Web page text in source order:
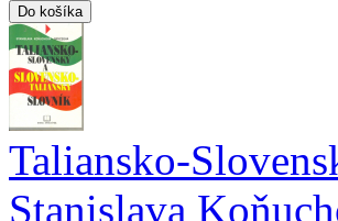
Taliansko-
Stanislava